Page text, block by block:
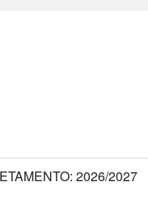
2026/2027